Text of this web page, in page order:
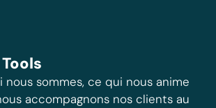
nous sommes, ce qui nous anime
accompagnons nos clients au